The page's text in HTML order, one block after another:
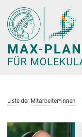
Hauptinhalt
Liste der Mitarbeiter*innen